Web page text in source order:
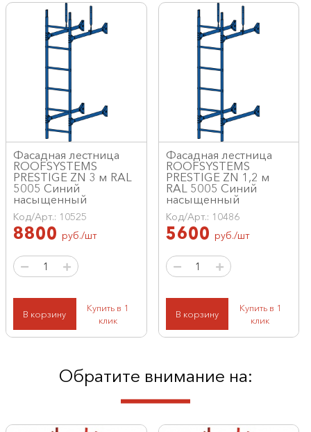
Фасадная лестница
ROOFSYSTEMS
PRESTIGE ZN 3 м RAL
5005 Синий
насыщенный
Код/Арт.: 10525
8800 руб./шт
В корзину
Купить в 1
клик
Фасадная лестница
ROOFSYSTEMS
PRESTIGE ZN 1,2 м
RAL 5005 Синий
насыщенный
Код/Арт.: 10486
5600 руб./шт
В корзину
Купить в 1
клик
Обратите внимание на: